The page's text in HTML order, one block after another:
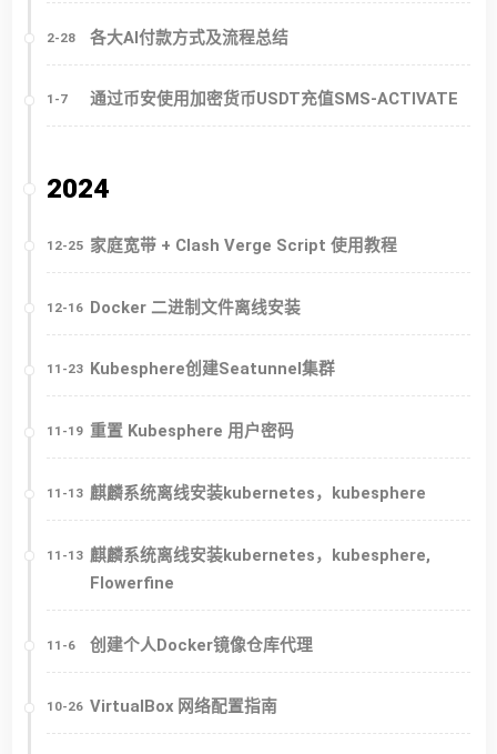
2-28 各大AI付款方式及流程总结
1-7 通过币安使用加密货币USDT充值SMS-ACTIVATE
2024
12-25 家庭宽带 + Clash Verge Script 使用教程
12-16 Docker 二进制文件离线安装
11-23 Kubesphere创建Seatunnel集群
11-19 重置 Kubesphere 用户密码
11-13 麒麟系统离线安装kubernetes，kubesphere
11-13 麒麟系统离线安装kubernetes，kubesphere,
Flowerfine
11-6 创建个人Docker镜像仓库代理
10-26 VirtualBox 网络配置指南